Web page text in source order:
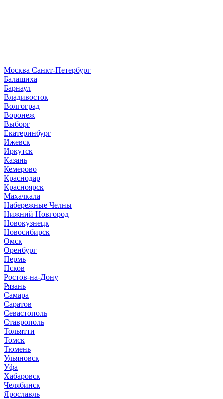
Москва Санкт-Петербург
Балашиха
Барнаул
Владивосток
Волгоград
Воронеж
Выборг
Екатеринбург
Ижевск
Иркутск
Казань
Кемерово
Краснодар
Красноярск
Махачкала
Набережные Челны
Нижний Новгород
Новокузнецк
Новосибирск
Омск
Оренбург
Пермь
Псков
Ростов-на-Дону
Рязань
Самара
Саратов
Севастополь
Ставрополь
Тольятти
Томск
Тюмень
Ульяновск
Уфа
Хабаровск
Челябинск
Ярославль